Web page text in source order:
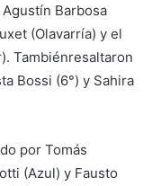
Barbosa
(Olavarría) y el
Tambiénresaltaron
Bossi (6°) y Sahira
por Tomás
(Azul) y Fausto